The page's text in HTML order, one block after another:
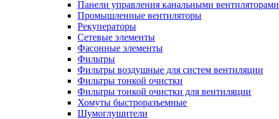
Панели управления канальными вентиляторами
Промышленные вентиляторы
Рекуператоры
Сетевые элементы
Фасонные элементы
Фильтры
Фильтры воздушные для систем вентиляции
Фильтры тонкой очистки
Фильтры тонкой очистки для вентиляции
Хомуты быстроразъемные
Шумоглушители